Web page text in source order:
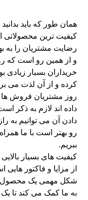
همان طور که باید بدانید
کیفیت ترین محصولاتی
رضایت مشتریان را
و از همین رو است که
خریداران بسبار
کرده و از آن لذت می
روز مشتریان فروش
داده اند لازم به ذکر
دادن آن می توانیم به
رو بهتر است با ما
ببریم.
کیفیت های بسیار
از مزایا و فاکتور
شکل مهمی یک محصول
به ما کمک می کند تا